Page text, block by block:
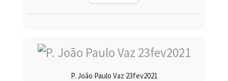
P. João Paulo Vaz 23fev2021